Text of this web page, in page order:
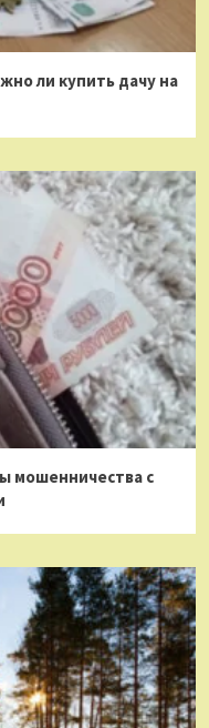
ли купить дачу на
мошенничества с